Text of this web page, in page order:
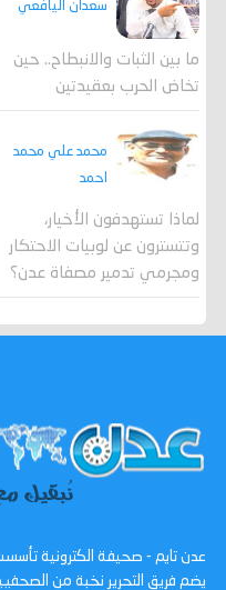
سعدان اليافعي
ما بين الثبات والانبطاح.. حين
تخاض الحرب بعقيدتين
محمد علي محمد
احمد
لماذا تستهدفون الأخيار،
وتتسترون عن لوبيات الاحتكار
ومجرمي تدمير مصفاة عدن؟
يضم فريق التحرير نخبة من